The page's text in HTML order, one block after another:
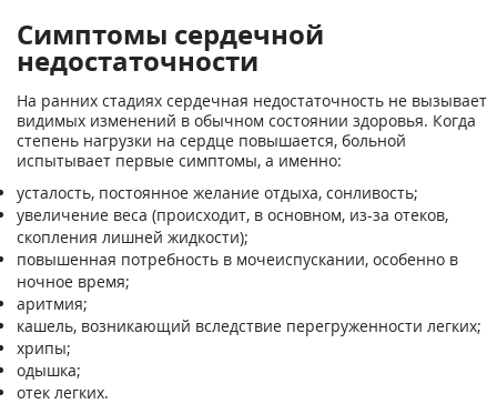
Симптомы сердечной
недостаточности
На ранних стадиях сердечная недостаточность не вызывает
видимых изменений в обычном состоянии здоровья. Когда
степень нагрузки на сердце повышается, больной
испытывает первые симптомы, а именно:
усталость, постоянное желание отдыха, сонливость;
увеличение веса (происходит, в основном, из-за отеков,
скопления лишней жидкости);
повышенная потребность в мочеиспускании, особенно в
ночное время;
аритмия;
кашель, возникающий вследствие перегруженности легких;
хрипы;
одышка;
отек легких.